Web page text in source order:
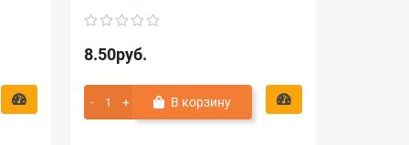
8.50руб.
В корзину